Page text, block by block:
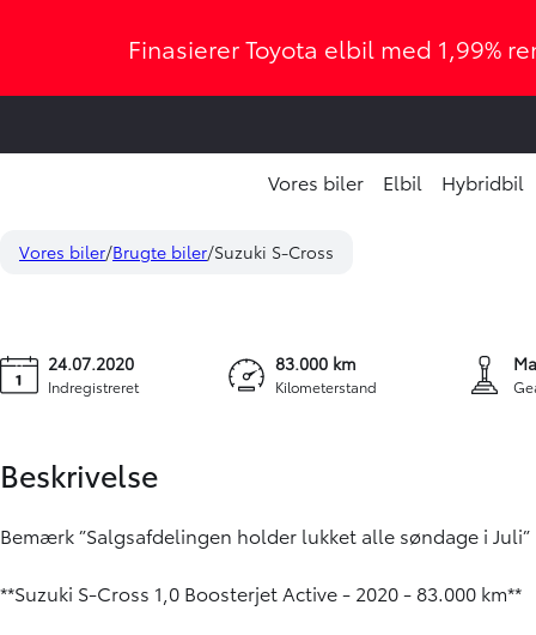
Finasierer Toyota elbil med 1,99%
Vores biler Elbil Hybridbil
1,0 Boosterjet Active Cut 112HK 5d
Vores biler Brugte biler Suzuki S-Cross
Indregistreret
24.07.2020
Kilometerstand
83.000 km
Beskrivelse
Bemærk ”Salgsafdelingen holder lukket alle søndage i Juli”
**Suzuki S-Cross 1,0 Boosterjet Active - 2020 - 83.000 km**